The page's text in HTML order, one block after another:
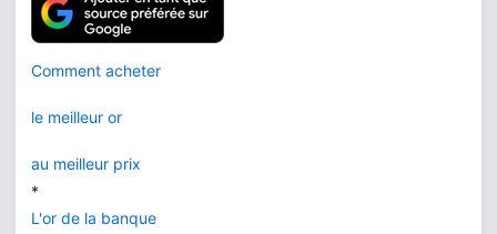
Comment acheter
le meilleur or
au meilleur prix
*
L'or de la banque